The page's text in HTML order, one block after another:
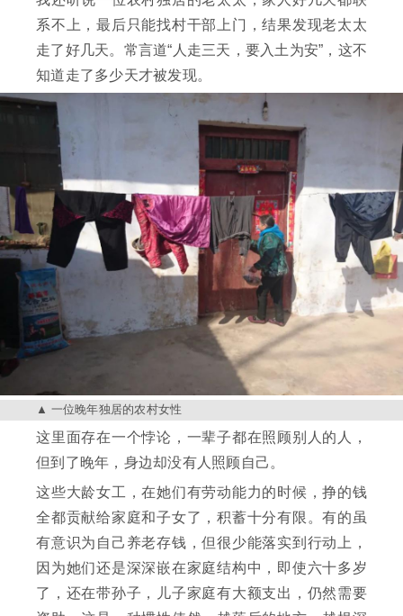
系不上，最后只能找村干部上门，结果发现老太太
走了好几天。常言道“人走三天，要入土为安”，这不
知道走了多少天才被发现。
一位晚年独居的农村女性
这里面存在一个悖论，一辈子都在照顾别人的人，
但到了晚年，身边却没有人照顾自己。
这些大龄女工，在她们有劳动能力的时候，挣的钱
全都贡献给家庭和子女了，积蓄十分有限。有的虽
有意识为自己养老存钱，但很少能落实到行动上，
因为她们还是深深嵌在家庭结构中，即使六十多岁
了，还在带孙子，儿子家庭有大额支出，仍然需要